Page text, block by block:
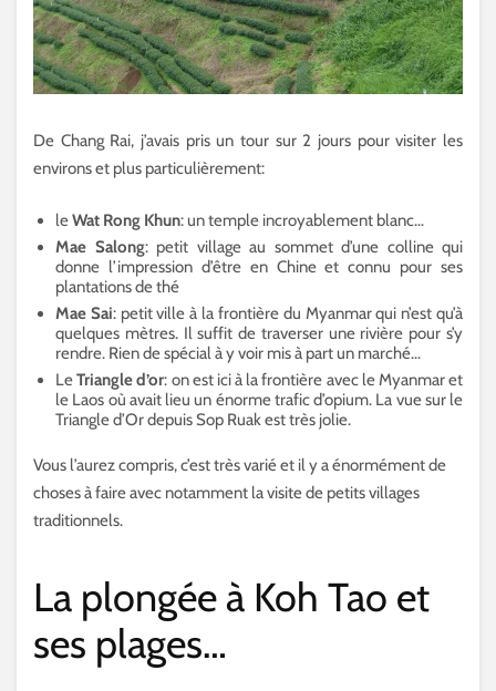
De Chang Rai, j’avais pris un tour sur 2 jours pour visiter les
environs et plus particulièrement:
leWat Rong Khun: un temple incroyablement blanc…
Mae Salong: petit village au sommet d’une colline qui
donne l’impression d’être en Chine et connu pour ses
plantations de thé
Mae Sai: petit ville à la frontière du Myanmar qui n’est qu’à
quelques mètres. Il suffit de traverser une rivière pour s’y
rendre. Rien de spécial à y voir mis à part un marché…
LeTriangle d’or: on est ici à la frontière avec le Myanmar et
le Laos où avait lieu un énorme trafic d’opium. La vue sur le
Triangle d’Or depuis Sop Ruak est très jolie.
Vous l’aurez compris, c’est très varié et il y a énormément de
choses à faire avec notamment la visite de petits villages
traditionnels.
La plongée à Koh Tao et
ses plages…